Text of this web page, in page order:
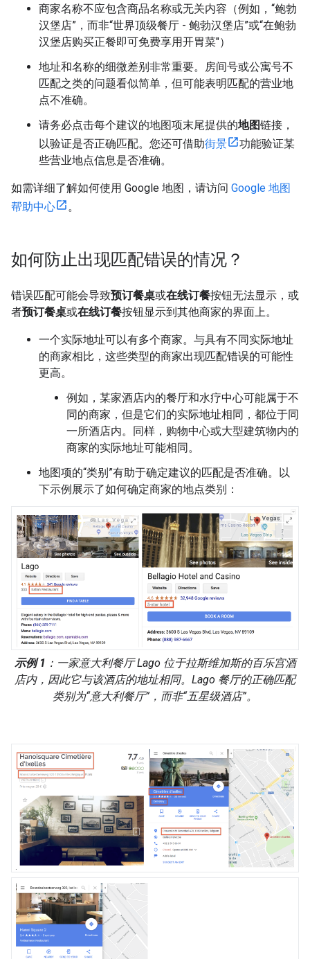
商家名称不应包含商品名称或无关内容（例如，“鲍勃
汉堡店”，而非“世界顶级餐厅 - 鲍勃汉堡店”或“在鲍勃
汉堡店购买正餐即可免费享用开胃菜"）
地址和名称的细微差别非常重要。房间号或公寓号不
匹配之类的问题看似简单，但可能表明匹配的营业地
点不准确。
请务必点击每个建议的地图项末尾提供的地图链接，
以验证是否正确匹配。您还可借助街景
功能验证某
些营业地点信息是否准确。
如需详细了解如何使用 Google 地图，请访问 Google 地图
帮助中心
。
如何防止出现匹配错误的情况？
错误匹配可能会导致预订餐桌或在线订餐按钮无法显示，或
者预订餐桌或在线订餐按钮显示到其他商家的界面上。
一个实际地址可以有多个商家。与具有不同实际地址
的商家相比，这些类型的商家出现匹配错误的可能性
更高。
例如，某家酒店内的餐厅和水疗中心可能属于不
同的商家，但是它们的实际地址相同，都位于同
一所酒店内。同样，购物中心或大型建筑物内的
商家的实际地址可能相同。
地图项的“类别”有助于确定建议的匹配是否准确。 以
下示例展示了如何确定商家的地点类别：
示例 1 ：一家意大利餐厅 Lago 位于拉斯维加斯的百乐宫酒
店内，因此它与该酒店的地址相同。Lago 餐厅的正确匹配
类别为“意大利餐厅”，而非“五星级酒店”。